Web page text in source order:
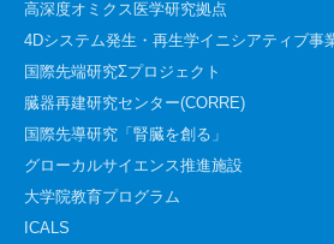
高深度オミクス医学研究拠点
4Dシステム発生・再生学イニシアティブ事
国際先端研究Σプロジェクト
臓器再建研究センター(CORRE)
国際先導研究「腎臓を創る」
グローカルサイエンス推進施設
大学院教育プログラム
ICALS